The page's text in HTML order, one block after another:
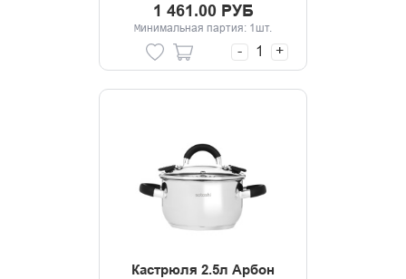
1 461.00 РУБ
Минимальная партия: 1шт.
- +
Кастрюля 2.5л Арбон